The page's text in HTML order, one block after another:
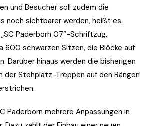
und Besucher soll zudem die
noch sichtbarer werden, heißt es.
Paderborn 07“-Schriftzug,
600 schwarzen Sitzen, die Blöcke auf
Darüber hinaus werden die bisherigen
der Stehplatz-Treppen auf den Rängen
Paderborn mehrere Anpassungen in